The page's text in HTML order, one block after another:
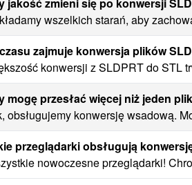
jakość zmieni się po konwersji
wszelkich starań, aby
zajmuje konwersja plików
konwersji z SLDPRT do STL
mogę przesłać więcej niż jeden
obsługujemy konwersję wsadową.
przeglądarki obsługują
nowoczesne przeglądarki!